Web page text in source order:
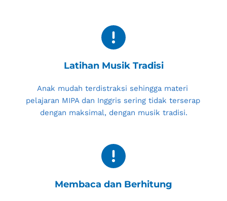
Latihan Musik Tradisi
Anak mudah terdistraksi sehingga materi
pelajaran MIPA dan Inggris sering tidak terserap
dengan maksimal, dengan musik tradisi.
Membaca dan Berhitung